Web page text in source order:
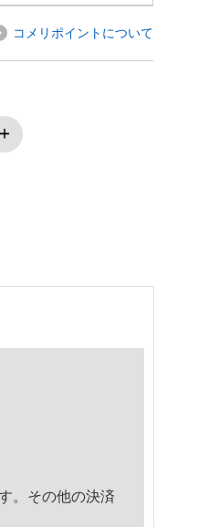
コメリポイントについて
。その他の決済